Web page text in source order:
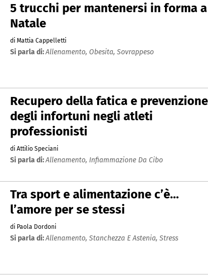
5 trucchi per mantenersi in forma a
Natale
di Mattia Cappelletti
Si parla di:Allenamento, Obesita, Sovrappeso
Recupero della fatica e prevenzione
degli infortuni negli atleti
professionisti
di Attilio Speciani
Si parla di:Allenamento, Infiammazione Da Cibo
Tra sport e alimentazione c’è…
l’amore per se stessi
di Paola Dordoni
Si parla di:Allenamento, Stanchezza E Astenia, Stress